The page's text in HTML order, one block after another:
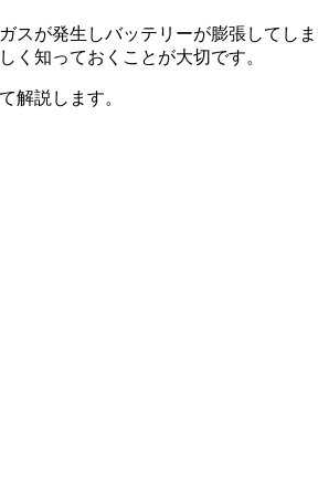
が発生しバッテリーが膨張してしま
く知っておくことが大切です。
解説します。